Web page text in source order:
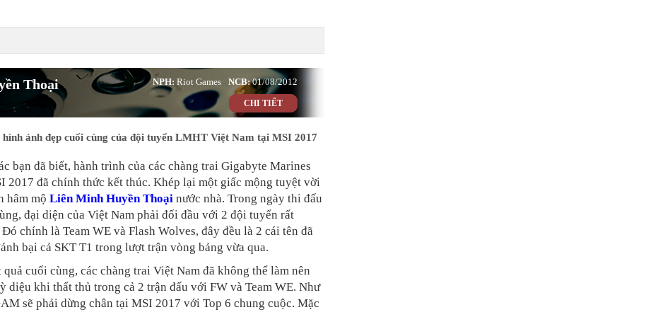
Thoại 01/08/2012
NCB:
Riot Games
NPH:
CHI TIẾT
hình ảnh đẹp cuối cùng của đội tuyển LMHT Việt Nam tại MSI 2017
bạn đã biết, hành trình của các chàng trai Gigabyte Marines
2017 đã chính thức kết thúc. Khép lại một giấc mộng tuyệt vời
hâm mộ Liên Minh Huyền Thoại nước nhà. Trong ngày thi đấu
đại diện của Việt Nam phải đối đầu với 2 đội tuyển rất
Đó chính là Team WE và Flash Wolves, đây đều là 2 cái tên đã
bại cả SKT T1 trong lượt trận vòng bảng vừa qua.
quả cuối cùng, các chàng trai Việt Nam đã không thể làm nên
diệu khi thất thủ trong cả 2 trận đấu với FW và Team WE. Như
sẽ phải dừng chân tại MSI 2017 với Top 6 chung cuộc. Mặc